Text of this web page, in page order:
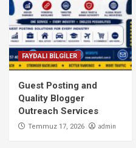
FAYDALI BİLGİLER
Guest Posting and
Quality Blogger
Outreach Services
Temmuz 17, 2026 admin